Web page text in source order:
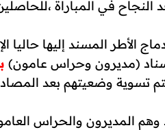
المسند إليها حاليا
(مديرون وحراس عامون)
تسوية وضعيتهم بعد
وهم المديرون والحراس